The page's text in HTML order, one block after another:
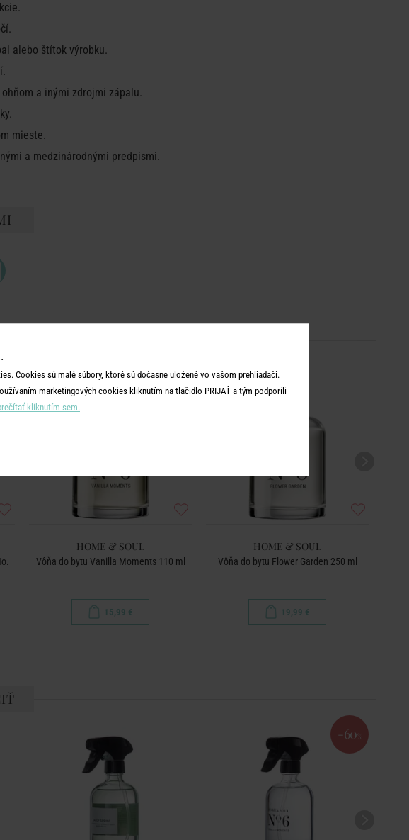
alebo štítok výrobku.
a inými zdrojmi zápalu.
mieste.
a medzinárodnými predpismi.
HOME & SOUL
Vôňa do bytu Vanilla Moments 110 ml
15,99 €
HOME & SOUL
Vôňa do bytu Flower Garden 250 ml
19,99 €
-60 %
Cookies sú malé súbory, ktoré sú dočasne uložené vo vašom prehliadači.
marketingových cookies kliknutím na tlačidlo PRIJAŤ a tým podporili
kliknutím sem.